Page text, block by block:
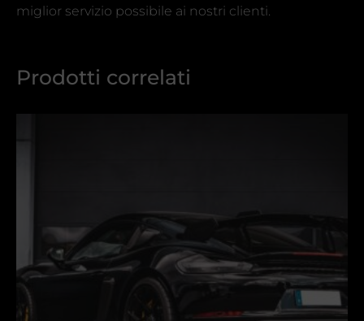
miglior servizio possibile ai nostri clienti.
Prodotti correlati